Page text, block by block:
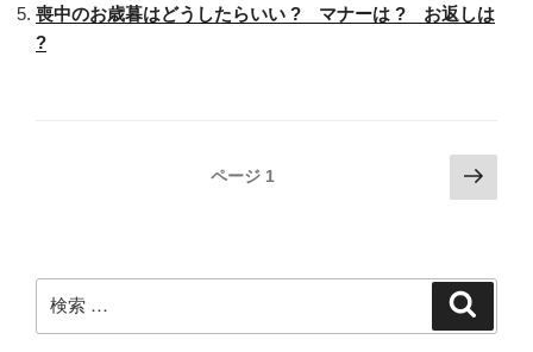
い
の
う
す
喪中のお歳暮はどうしたらいい ? マナーは ? お返しは
?
ゲ
ー
ページ 1
次
の
ジ
検
索: